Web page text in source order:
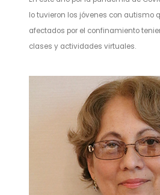
lo tuvieron los jóvenes con autismo
afectados por el confinamiento
clases y actividades virtuales.